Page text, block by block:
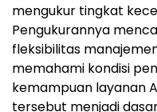
mengukur tingkat
Pengukurannya
fleksibilitas
memahami kondisi
kemampuan layanan
tersebut menjadi